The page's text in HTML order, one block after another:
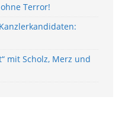
Terror!
mit Scholz, Merz und